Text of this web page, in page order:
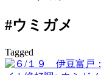
#ウミガメ
Tagged